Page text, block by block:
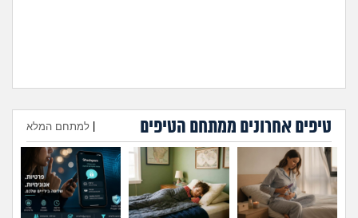
היועצת המליצה לשלוח את
הבן שלי לפנימייה, לסמוך
עליה?(אמא מודאגת, בת
35)
עומדת להיות בפנימייה ויש לי
חבר, אני יכולה להביא אותו
לחדר שלי?(פנימיסטית
לעתיד, בת 16)
טיפים אחרונים ממתחם הטיפים למתחם המלא
הוספת טיפ